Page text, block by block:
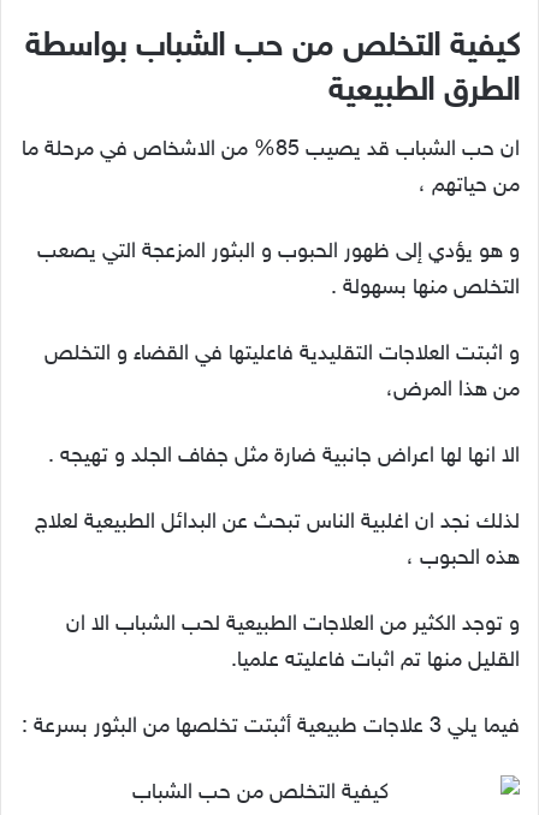
كيفية التخلص من حب الشباب بواسطة
الطرق الطبيعية
ان حب الشباب قد يصيب 85% من الاشخاص في مرحلة ما
من حياتهم ،
و هو يؤدي إلى ظهور الحبوب و البثور المزعجة التي يصعب
التخلص منها بسهولة .
و اثبتت العلاجات التقليدية فاعليتها في القضاء و التخلص
من هذا المرض،
الا انها لها اعراض جانبية ضارة مثل جفاف الجلد و تهيجه .
لذلك نجد ان اغلبية الناس تبحث عن البدائل الطبيعية لعلاج
هذه الحبوب ،
و توجد الكثير من العلاجات الطبيعية لحب الشباب الا ان
القليل منها تم اثبات فاعليته علميا.
فيما يلي 3 علاجات طبيعية أثبتت تخلصها من البثور بسرعة :